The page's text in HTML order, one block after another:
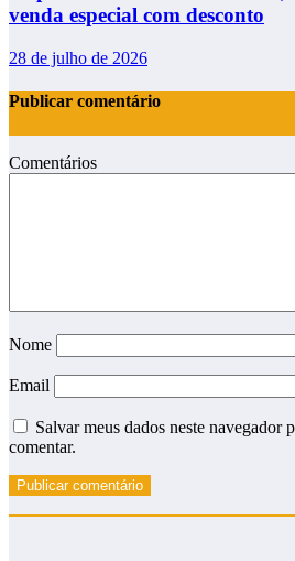
venda especial com desconto
28 de julho de 2026
Publicar comentário
Comentários
Nome
Email
Salvar meus dados neste navegador
comentar.